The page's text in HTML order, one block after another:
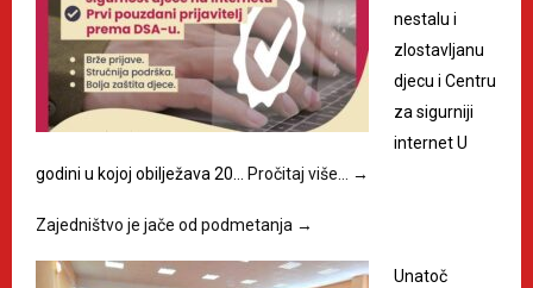
nestalu i
zlostavljanu
djecu i Centru
za sigurniji
internet U
godini u kojoj obilježava 20… Pročitaj više… →
Zajedništvo je jače od podmetanja →
Unatoč